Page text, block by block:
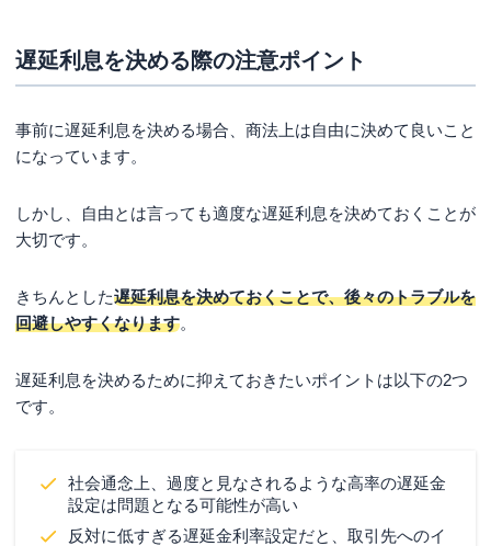
遅延利息を決める際の注意ポイント
事前に遅延利息を決める場合、商法上は自由に決めて良いこと
になっています。
しかし、自由とは言っても適度な遅延利息を決めておくことが
大切です。
きちんとした遅延利息を決めておくことで、後々のトラブルを
回避しやすくなります。
遅延利息を決めるために抑えておきたいポイントは以下の2つ
です。
社会通念上、過度と見なされるような高率の遅延金
設定は問題となる可能性が高い
反対に低すぎる遅延金利率設定だと、取引先へのイ